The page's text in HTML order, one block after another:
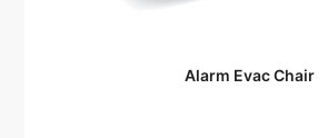
Alarm Evac Chair